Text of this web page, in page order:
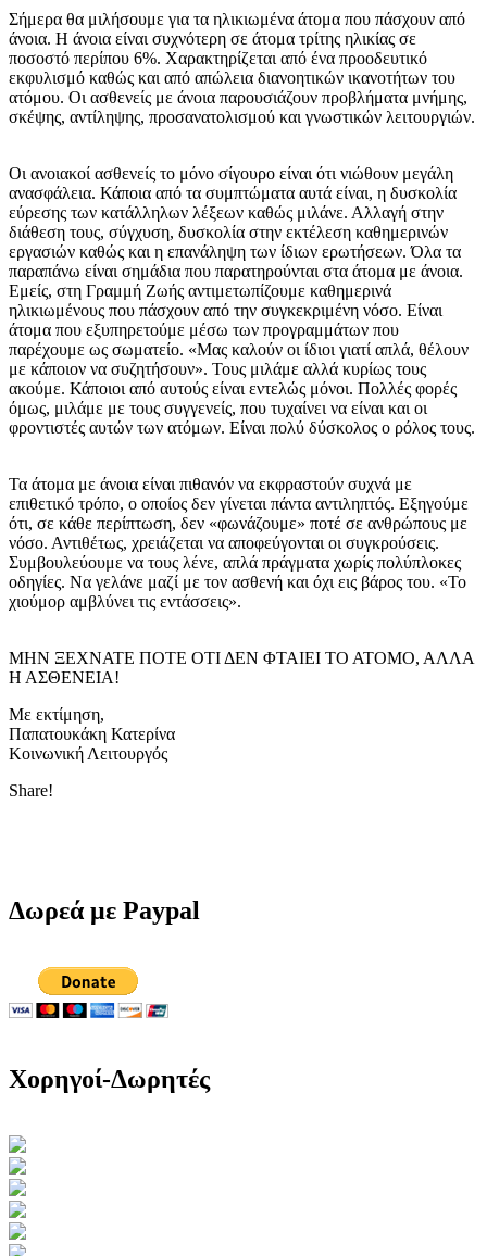
Σήμερα θα μιλήσουμε για τα ηλικιωμένα άτομα που πάσχουν από
άνοια. Η άνοια είναι συχνότερη σε άτομα τρίτης ηλικίας σε
ποσοστό περίπου 6%. Χαρακτηρίζεται από ένα προοδευτικό
εκφυλισμό καθώς και από απώλεια διανοητικών ικανοτήτων του
ατόμου. Οι ασθενείς με άνοια παρουσιάζουν προβλήματα μνήμης,
σκέψης, αντίληψης, προσανατολισμού και γνωστικών λειτουργιών.
Οι ανοιακοί ασθενείς το μόνο σίγουρο είναι ότι νιώθουν μεγάλη
ανασφάλεια. Κάποια από τα συμπτώματα αυτά είναι, η δυσκολία
εύρεσης των κατάλληλων λέξεων καθώς μιλάνε. Αλλαγή στην
διάθεση τους, σύγχυση, δυσκολία στην εκτέλεση καθημερινών
εργασιών καθώς και η επανάληψη των ίδιων ερωτήσεων. Όλα τα
παραπάνω είναι σημάδια που παρατηρούνται στα άτομα με άνοια.
Εμείς, στη Γραμμή Ζωής αντιμετωπίζουμε καθημερινά
ηλικιωμένους που πάσχουν από την συγκεκριμένη νόσο. Είναι
άτομα που εξυπηρετούμε μέσω των προγραμμάτων που
παρέχουμε ως σωματείο. «Μας καλούν οι ίδιοι γιατί απλά, θέλουν
με κάποιον να συζητήσουν». Τους μιλάμε αλλά κυρίως τους
ακούμε. Κάποιοι από αυτούς είναι εντελώς μόνοι. Πολλές φορές
όμως, μιλάμε με τους συγγενείς, που τυχαίνει να είναι και οι
φροντιστές αυτών των ατόμων. Είναι πολύ δύσκολος ο ρόλος τους.
Τα άτομα με άνοια είναι πιθανόν να εκφραστούν συχνά με
επιθετικό τρόπο, ο οποίος δεν γίνεται πάντα αντιληπτός. Εξηγούμε
ότι, σε κάθε περίπτωση, δεν «φωνάζουμε» ποτέ σε ανθρώπους με
νόσο. Αντιθέτως, χρειάζεται να αποφεύγονται οι συγκρούσεις.
Συμβουλεύουμε να τους λένε, απλά πράγματα χωρίς πολύπλοκες
οδηγίες. Να γελάνε μαζί με τον ασθενή και όχι εις βάρος του. «Το
χιούμορ αμβλύνει τις εντάσσεις».
ΜΗΝ ΞΕΧΝΑΤΕ ΠΟΤΕ ΟΤΙ ΔΕΝ ΦΤΑΙΕΙ ΤΟ ΑΤΟΜΟ, ΑΛΛΑ
Η ΑΣΘΕΝΕΙΑ!
Με εκτίμηση,
Παπατουκάκη Κατερίνα
Κοινωνική Λειτουργός
Share!
Δωρεά με Paypal
Χορηγοί-Δωρητές